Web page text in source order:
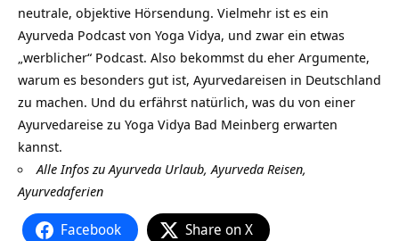
neutrale, objektive Hörsendung. Vielmehr ist es ein
Ayurveda Podcast von Yoga Vidya, und zwar ein etwas
„werblicher“ Podcast. Also bekommst du eher Argumente,
warum es besonders gut ist, Ayurvedareisen in Deutschland
zu machen. Und du erfährst natürlich, was du von einer
Ayurvedareise zu Yoga Vidya Bad Meinberg erwarten
kannst.
Alle Infos zu Ayurveda Urlaub, Ayurveda Reisen,
Ayurvedaferien
Facebook Share on X